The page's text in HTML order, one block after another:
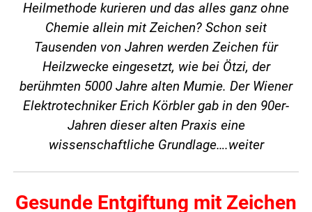
Heilmethode kurieren und das alles ganz ohne
Chemie allein mit Zeichen? Schon seit
Tausenden von Jahren werden Zeichen für
Heilzwecke eingesetzt, wie bei Ötzi, der
berühmten 5000 Jahre alten Mumie. Der Wiener
Elektrotechniker Erich Körbler gab in den 90er-
Jahren dieser alten Praxis eine
wissenschaftliche Grundlage….weiter
Gesunde Entgiftung mit Zeichen